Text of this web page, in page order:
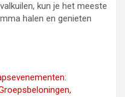
kun je het meeste
halen en genieten